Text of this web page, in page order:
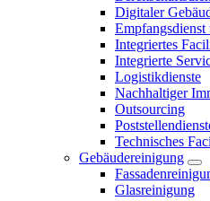
Digitaler
Integriertes
Integrierte
Logistikdienste
Nachhaltiger
Outsourcing
Technisches
Gebäudereinigung
Glasreinigung